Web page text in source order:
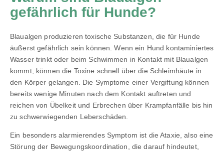
gefährlich für Hunde?
Blaualgen produzieren toxische Substanzen, die für Hunde
äußerst gefährlich sein können. Wenn ein Hund kontaminiertes
Wasser trinkt oder beim Schwimmen in Kontakt mit Blaualgen
kommt, können die Toxine schnell über die Schleimhäute in
den Körper gelangen. Die Symptome einer Vergiftung können
bereits wenige Minuten nach dem Kontakt auftreten und
reichen von Übelkeit und Erbrechen über Krampfanfälle bis hin
zu schwerwiegenden Leberschäden.
Ein besonders alarmierendes Symptom ist die Ataxie, also eine
Störung der Bewegungskoordination, die darauf hindeutet,